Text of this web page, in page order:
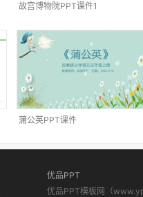
故宫博物院PPT课件1
蒲公英PPT课件
优品PPT
优品PPT模板网（